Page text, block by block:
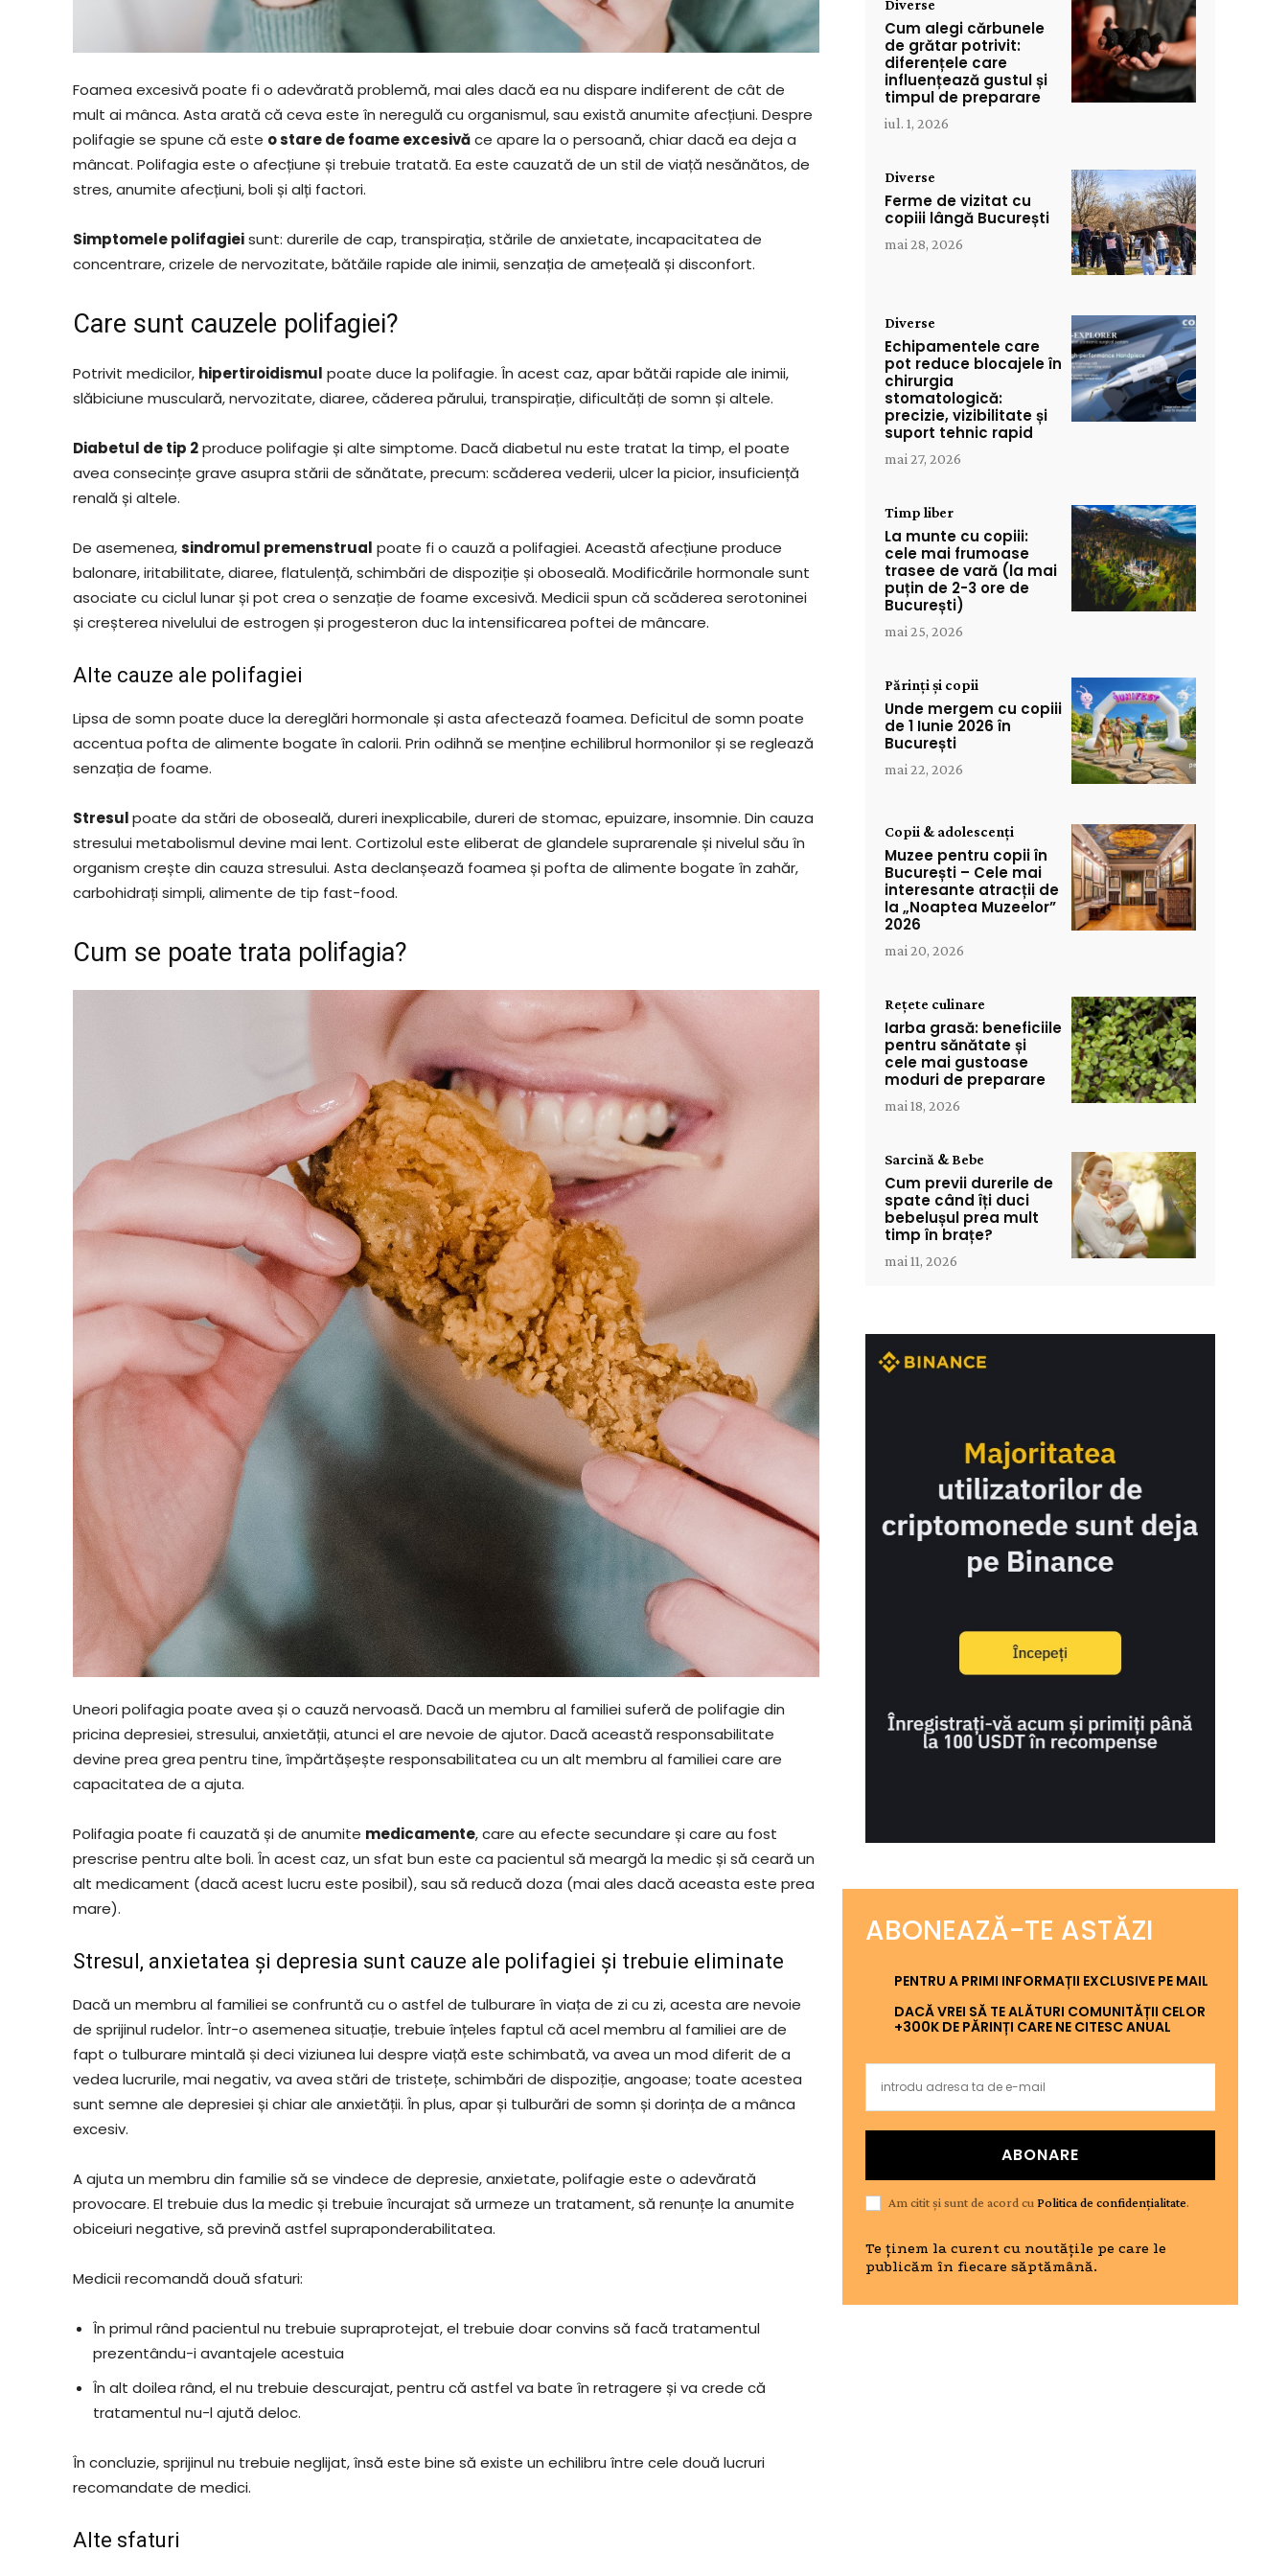
Foamea excesivă poate fi o adevărată problemă, mai ales dacă ea nu dispare indiferent de cât de
mult ai mânca. Asta arată că ceva este în neregulă cu organismul, sau există anumite afecțiuni. Despre
polifagie se spune că este o stare de foame excesivăce apare la o persoană, chiar dacă ea deja a
mâncat. Polifagia este o afecțiune și trebuie tratată. Ea este cauzată de un stil de viață nesănătos, de
stres, anumite afecțiuni, boli și alți factori.
Simptomele polifagieisunt: durerile de cap, transpirația, stările de anxietate, incapacitatea de
concentrare, crizele de nervozitate, bătăile rapide ale inimii, senzația de amețeală și disconfort.
Care sunt cauzele polifagiei?
Potrivit medicilor, hipertiroidismul poate duce la polifagie. În acest caz, apar bătăi rapide ale inimii,
slăbiciune musculară, nervozitate, diaree, căderea părului, transpirație, dificultăți de somn și altele.
Diabetul de tip 2produce polifagie și alte simptome. Dacă diabetul nu este tratat la timp, el poate
avea consecințe grave asupra stării de sănătate, precum: scăderea vederii, ulcer la picior, insuficiență
renală și altele.
De asemenea,sindromul premenstrual poate fi o cauză a polifagiei. Această afecțiune produce
balonare, iritabilitate, diaree, flatulență, schimbări de dispoziție și oboseală. Modificările hormonale sunt
asociate cu ciclul lunar și pot crea o senzație de foame excesivă. Medicii spun că scăderea serotoninei
și creșterea nivelului de estrogen și progesteron duc la intensificarea poftei de mâncare.
Alte cauze ale polifagiei
Lipsa de somn poate duce la dereglări hormonale și asta afectează foamea. Deficitul de somn poate
accentua pofta de alimente bogate în calorii. Prin odihnă se menține echilibrul hormonilor și se reglează
senzația de foame.
Stresulpoate da stări de oboseală, dureri inexplicabile, dureri de stomac, epuizare, insomnie. Din cauza
stresului metabolismul devine mai lent. Cortizolul este eliberat de glandele suprarenale și nivelul său în
organism crește din cauza stresului. Asta declanșează foamea și pofta de alimente bogate în zahăr,
carbohidrați simpli, alimente de tip fast-food.
Cum se poate trata polifagia?
Uneori polifagia poate avea și o cauză nervoasă. Dacă un membru al familiei suferă de polifagie din
pricina depresiei, stresului, anxietății, atunci el are nevoie de ajutor. Dacă această responsabilitate
devine prea grea pentru tine, împărtășește responsabilitatea cu un alt membru al familiei care are
capacitatea de a ajuta.
Polifagia poate fi cauzată și de anumite medicamente, care au efecte secundare și care au fost
prescrise pentru alte boli. În acest caz, un sfat bun este ca pacientul să meargă la medic și să ceară un
alt medicament (dacă acest lucru este posibil), sau să reducă doza (mai ales dacă aceasta este prea
mare).
Stresul, anxietatea și depresia sunt cauze ale polifagiei și trebuie eliminate
Dacă un membru al familiei se confruntă cu o astfel de tulburare în viața de zi cu zi, acesta are nevoie
de sprijinul rudelor. Într-o asemenea situație, trebuie înțeles faptul că acel membru al familiei are de
fapt o tulburare mintală și deci viziunea lui despre viață este schimbată, va avea un mod diferit de a
vedea lucrurile, mai negativ, va avea stări de tristețe, schimbări de dispoziție, angoase; toate acestea
sunt semne ale depresiei și chiar ale anxietății. În plus, apar și tulburări de somn și dorința de a mânca
excesiv.
A ajuta un membru din familie să se vindece de depresie, anxietate, polifagie este o adevărată
provocare. El trebuie dus la medic și trebuie încurajat să urmeze un tratament, să renunțe la anumite
obiceiuri negative, să prevină astfel supraponderabilitatea.
Medicii recomandă două sfaturi:
În primul rând pacientul nu trebuie supraprotejat, el trebuie doar convins să facă tratamentul
prezentându-i avantajele acestuia
În alt doilea rând, el nu trebuie descurajat, pentru că astfel va bate în retragere și va crede că
tratamentul nu-l ajută deloc.
În concluzie, sprijinul nu trebuie neglijat, însă este bine să existe un echilibru între cele două lucruri
recomandate de medici.
Alte sfaturi
Diverse
Cum alegi cărbunele
de grătar potrivit:
diferențele care
influențează gustul și
timpul de preparare
iul. 1, 2026
Diverse
Ferme de vizitat cu
copiii lângă București
mai 28, 2026
Diverse
Echipamentele care
pot reduce blocajele în
chirurgia
stomatologică:
precizie, vizibilitate și
suport tehnic rapid
mai 27, 2026
Timp liber
La munte cu copiii:
cele mai frumoase
trasee de vară (la mai
puțin de 2-3 ore de
București)
mai 25, 2026
Părinți și copii
Unde mergem cu copiii
de 1 Iunie 2026 în
București
mai 22, 2026
Copii & adolescenți
Muzee pentru copii în
București – Cele mai
interesante atracții de
la „Noaptea Muzeelor”
2026
mai 20, 2026
Rețete culinare
Iarba grasă: beneficiile
pentru sănătate și
cele mai gustoase
moduri de preparare
mai 18, 2026
Sarcină & Bebe
Cum previi durerile de
spate când îți duci
bebelușul prea mult
timp în brațe?
mai 11, 2026
ABONEAZĂ-TE ASTĂZI
PENTRU A PRIMI INFORMAȚII EXCLUSIVE PE MAIL
DACĂ VREI SĂ TE ALĂTURI COMUNITĂȚII CELOR
+300K DE PĂRINȚI CARE NE CITESC ANUAL
ABONARE
Am citit și sunt de acord cuPolitica de confidențialitate.
Te ținem la curent cu noutățile pe care le
publicăm în fiecare săptămână.